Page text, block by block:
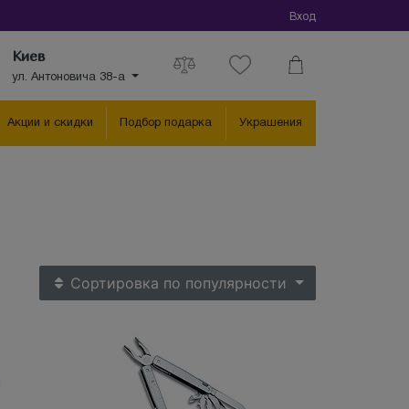
Вход
Киев
ул. Антоновича 38-а
Акции и скидки Подбор подарка Украшения
Сортировка по популярности